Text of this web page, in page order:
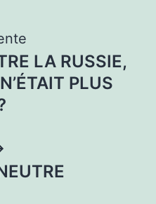
LA RUSSIE,
PLUS